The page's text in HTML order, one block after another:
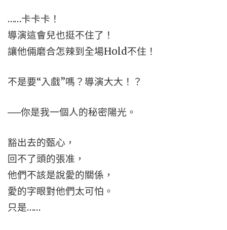
……卡卡卡！
導演這會兒也挺不住了！
讓他倆磨合怎辣到全場Hold不住！
不是要“入戲”嗎？導演大大！？
──你是我一個人的秘密陽光。
豁出去的甄心，
回不了頭的張准，
他們不該是說愛的關係，
愛的字眼對他們太可怕。
只是……